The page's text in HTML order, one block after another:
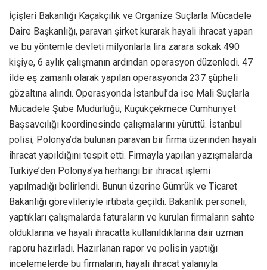
İçişleri Bakanlığı Kaçakçılık ve Organize Suçlarla Mücadele
Daire Başkanlığı, paravan şirket kurarak hayali ihracat yapan
ve bu yöntemle devleti milyonlarla lira zarara sokak 490
kişiye, 6 aylık çalışmanın ardından operasyon düzenledi. 47
ilde eş zamanlı olarak yapılan operasyonda 237 şüpheli
gözaltına alındı. Operasyonda İstanbul’da ise Mali Suçlarla
Mücadele Şube Müdürlüğü, Küçükçekmece Cumhuriyet
Başsavcılığı koordinesinde çalışmalarını yürüttü. İstanbul
polisi, Polonya’da bulunan paravan bir firma üzerinden hayali
ihracat yapıldığını tespit etti. Firmayla yapılan yazışmalarda
Türkiye’den Polonya’ya herhangi bir ihracat işlemi
yapılmadığı belirlendi. Bunun üzerine Gümrük ve Ticaret
Bakanlığı görevlileriyle irtibata geçildi. Bakanlık personeli,
yaptıkları çalışmalarda faturaların ve kurulan firmaların sahte
olduklarına ve hayali ihracatta kullanıldıklarına dair uzman
raporu hazırladı. Hazırlanan rapor ve polisin yaptığı
incelemelerde bu firmaların, hayali ihracat yalanıyla